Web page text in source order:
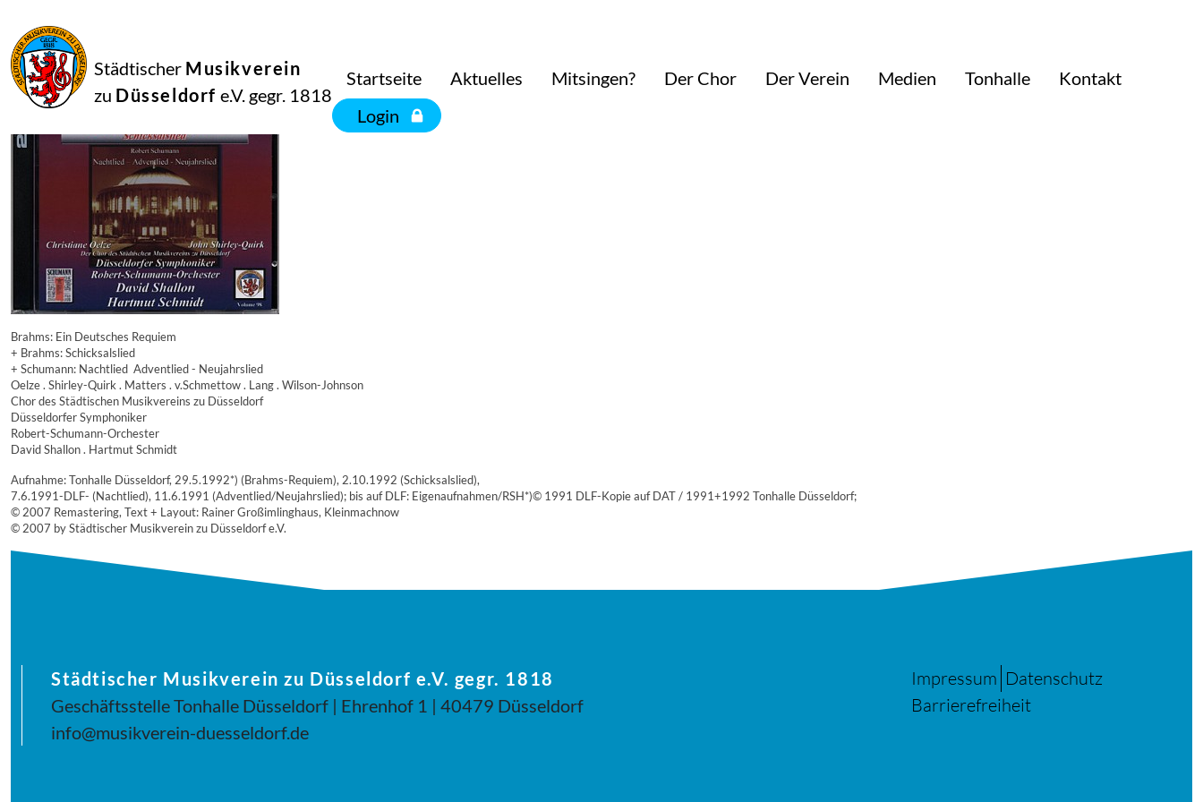
Städtischer Musikverein
zu Düsseldorf e.V. gegr. 1818
Startseite Aktuelles Mitsingen? Der Chor Der Verein Medien Tonhalle
Kontakt
Login
September
2014
Manfred Hill
5864
Brahms: Ein Deutsches Requiem
+ Brahms: Schicksalslied
+ Schumann: Nachtlied  Adventlied - Neujahrslied
Oelze . Shirley-Quirk . Matters . v.Schmettow . Lang . Wilson-Johnson
Chor des Städtischen Musikvereins zu Düsseldorf
Düsseldorfer Symphoniker
Robert-Schumann-Orchester
David Shallon . Hartmut Schmidt
Aufnahme: Tonhalle Düsseldorf, 29.5.1992*) (Brahms-Requiem), 2.10.1992 (Schicksalslied),
7.6.1991-DLF- (Nachtlied), 11.6.1991 (Adventlied/Neujahrslied); bis auf DLF: Eigenaufnahmen/RSH*)© 1991 DLF-Kopie auf DAT / 1991+1992 Tonhalle Düsseldorf;
© 2007 Remastering, Text + Layout: Rainer Großimlinghaus, Kleinmachnow
© 2007 by Städtischer Musikverein zu Düsseldorf e.V.
Städtischer Musikverein zu Düsseldorf e.V. gegr. 1818
Geschäftsstelle Tonhalle Düsseldorf | Ehrenhof 1 | 40479 Düsseldorf
info@musikverein-duesseldorf.de
Impressum Datenschutz
Barrierefreiheit